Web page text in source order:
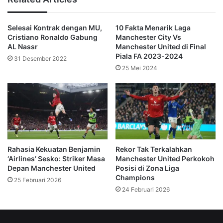
bersaing untuk trofi, meski itu berarti memangkas banyak aspek
non-olahraga.
“At the end of the day, what is Manchester United here for if not
Langkah-langkah yang diambil Ratcliffe dipandang sebagai
bagian dari restrukturisasi jangka panjang untuk
menyeimbangkan keuangan klub dan tetap mempertahankan
daya saing di liga.
Dilansir dari The Reuters
(Redaksi)
Selesai Kontrak dengan MU,
Cristiano Ronaldo Gabung
AL Nassr
31 Desember 2022
10 Fakta Menarik Laga
Manchester City Vs
Manchester United di Final
Piala FA 2023-2024
25 Mei 2024
Rahasia Kekuatan Benjamin
‘Airlines’ Sesko: Striker Masa
Depan Manchester United
25 Februari 2026
Rekor Tak Terkalahkan
Manchester United Perkokoh
Posisi di Zona Liga
Champions
24 Februari 2026